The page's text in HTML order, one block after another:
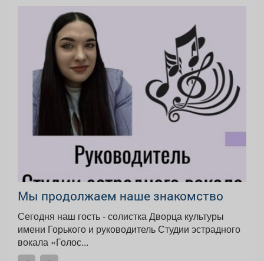
Мы продолжаем наше знакомство
Сегодня наш гость - солистка Дворца культуры
имени Горького и руководитель Студии эстрадного
вокала «Голос...